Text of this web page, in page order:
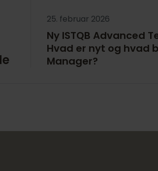
25. februar 2026
Ny ISTQB Advanced
Hvad er nyt og hvad
Manager?